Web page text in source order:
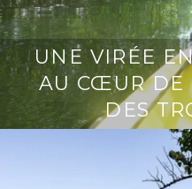
UNE VIRÉE
AU CŒUR DE
DES